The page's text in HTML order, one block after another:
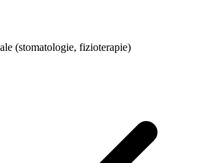
(stomatologie, fizioterapie)